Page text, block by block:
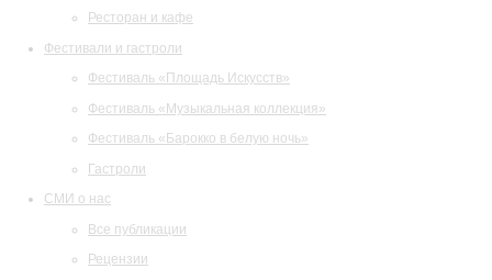
Ресторан и кафе
Фестивали и гастроли
Фестиваль «Площадь Искусств»
Фестиваль «Музыкальная коллекция»
Фестиваль «Барокко в белую ночь»
Гастроли
СМИ о нас
Все публикации
Рецензии